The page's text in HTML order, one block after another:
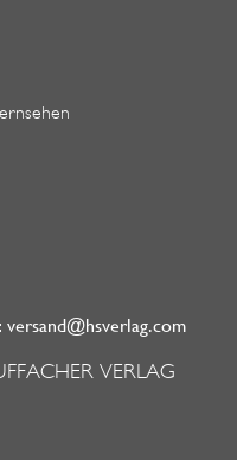
versand@hsverlag.com
VERLAG